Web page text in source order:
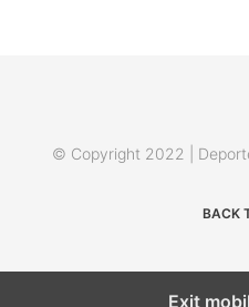
© Copyright 2022 |
BACK
Exit